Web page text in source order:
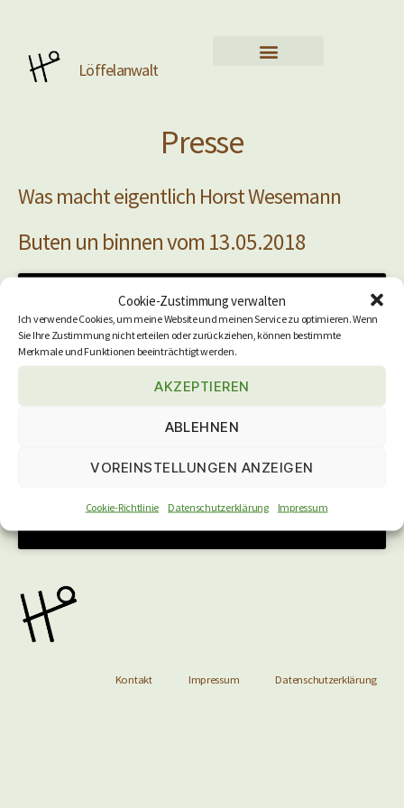
Cookie-Zustimmung verwalten
Ich verwende Cookies, um meine Website und meinen Service zu optimieren. Wenn
Sie Ihre Zustimmung nicht erteilen oder zurückziehen, können bestimmte
Merkmale und Funktionen beeinträchtigt werden.
AKZEPTIEREN
ABLEHNEN
VOREINSTELLUNGEN ANZEIGEN
Cookie-Richtlinie Datenschutzerklärung Impressum
Löffelanwalt
Presse
Was macht eigentlich Horst Wesemann
Buten un binnen vom 13.05.2018
Klicken Sie, um Marketing Cookies zu
aktivieren
Kontakt Impressum Datenschutzerklärung